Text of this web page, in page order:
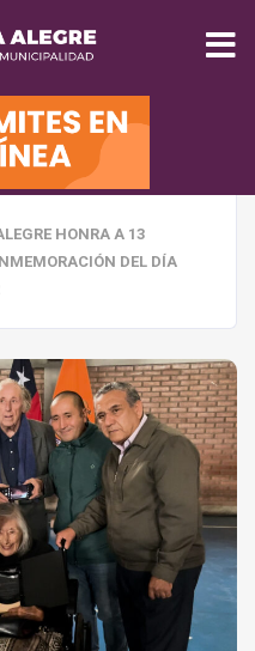
INICIO
MUNICIPALIDAD
SEGURIDAD
SALUD
TURISMO
MEDIO AMBIENTE
HONRA A 13
DEL DÍA